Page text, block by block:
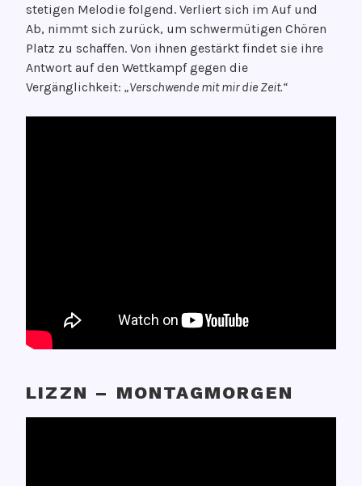
stetigen Melodie folgend. Verliert sich im Auf und
Ab, nimmt sich zurück, um schwermütigen Chören
Platz zu schaffen. Von ihnen gestärkt findet sie ihre
Antwort auf den Wettkampf gegen die
Vergänglichkeit: „Verschwende mit mir die Zeit.“
LIZZN – MONTAGMORGEN